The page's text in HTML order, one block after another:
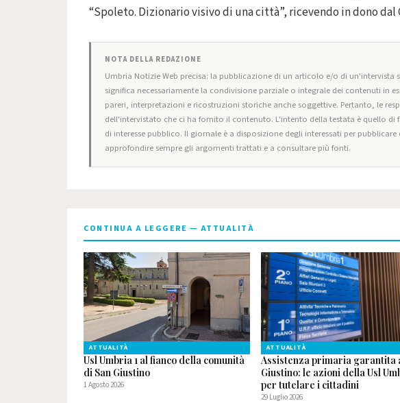
“Spoleto. Dizionario visivo di una città”, ricevendo in dono
NOTA DELLA REDAZIONE
Umbria Notizie Web precisa: la pubblicazione di un articolo e/o di
significa necessariamente la condivisione parziale o integrale dei contenuti in
pareri, interpretazioni e ricostruzioni storiche anche soggettive. Pertanto, le
dell'intervistato che ci ha fornito il contenuto. L'intento della testata è quello di
di interesse pubblico. Il giornale è a disposizione degli interessati per
approfondire sempre gli argomenti trattati e a consultare più fonti.
CONTINUA A LEGGERE — ATTUALITÀ
ATTUALITÀ
Usl Umbria 1 al fianco della comunità
di San Giustino
1 Agosto 2026
ATTUALITÀ
Assistenza primaria garantita
Giustino: le azioni della Usl
per tutelare i cittadini
29 Luglio 2026